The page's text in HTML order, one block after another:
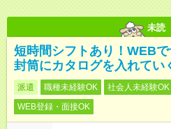
未読
短時間シフトあり！WEB
封筒にカタログを入れてい
派遣 職種未経験OK 社会人未経験OK
WEB登録・面接OK